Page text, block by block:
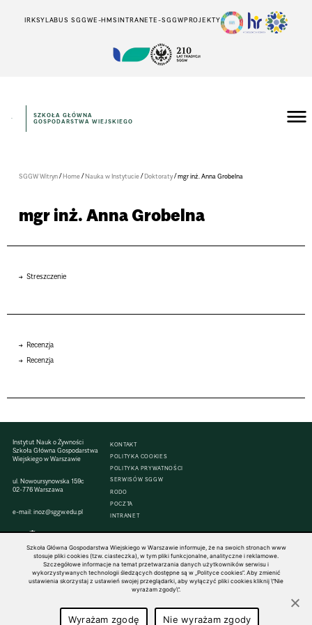
IRKSYLABUS SGGWE-HMSINTRANETE-SGGWPROJEKTY
SZKOŁA GŁÓWNA
GOSPODARSTWA WIEJSKIEGO
SGGW Witryn/Home/Nauka w Instytucie/Doktoraty/mgr inż. Anna Grobelna
mgr inż. Anna Grobelna
Streszczenie
Recenzja
Recenzja
Instytut Nauk o Żywności
Szkoła Główna Gospodarstwa
Wiejskiego w Warszawie
ul. Nowoursynowska 159c
02-776 Warszawa
e-mail:inoz@sggw.edu.pl
KONTAKT
POLITYKA COOKIES
POLITYKA PRYWATNOŚCI
SERWISÓW SGGW
RODO
POCZTA
INTRANET
© 1816–2026 SGGW — ALL RIGHTS RESERVED
Szkoła Główna Gospodarstwa Wiejskiego w Warszawie informuje, że na swoich stronach www
stosuje pliki cookies (tzw. ciasteczka), w tym pliki funkcjonalne, analityczne i reklamowe.
Szczegółowe informacje na temat przetwarzania danych użytkowników serwisu i
wykorzystywanych technologii śledzących dostępne są w „Polityce cookies”. Aby zmienić
ustawienia skorzystaj z ustawień swojej przeglądarki, aby wyłączyć pliki cookies kliknij \"Nie
wyrażam zgody\".
Wyrażam zgodę Nie wyrażam zgody